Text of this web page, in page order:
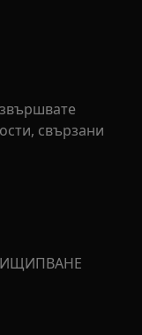
свързани